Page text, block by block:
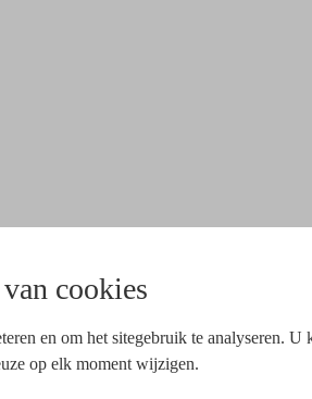
cookies
en om het sitegebruik te analyseren.
op elk moment wijzigen.